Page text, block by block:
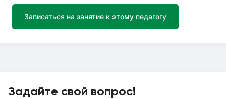
Записаться на занятие к этому педагогу
Задайте свой вопрос!